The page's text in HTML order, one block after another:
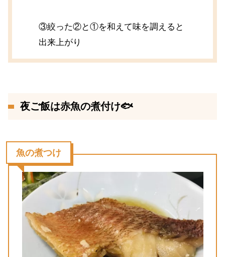
③絞った②と①を和えて味を調えると
出来上がり
夜ご飯は赤魚の煮付け🐟
魚の煮つけ